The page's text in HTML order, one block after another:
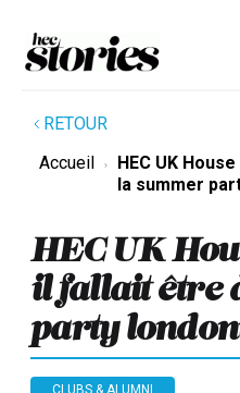
RETOUR
Accueil
HEC UK
la summer
HEC UK
il fallait être
party
CLUBS & ALUMNI